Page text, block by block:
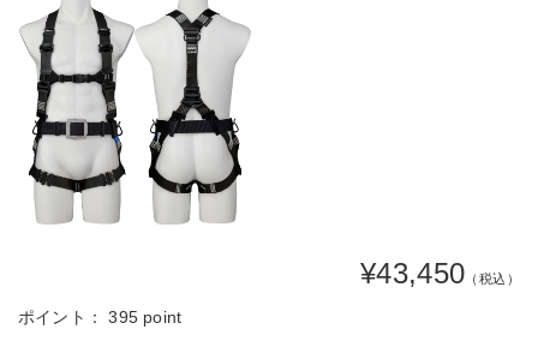
¥43,450 （税込）
ポイント：395 point